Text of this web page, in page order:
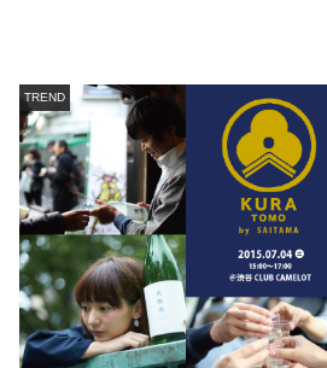
TREND